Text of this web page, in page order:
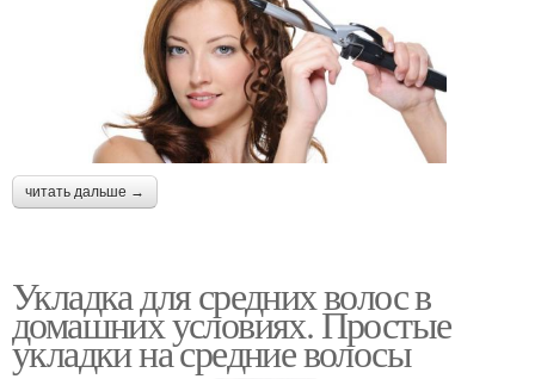
читать дальше →
Укладка для средних волос в
домашних условиях. Простые
укладки на средние волосы